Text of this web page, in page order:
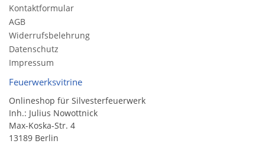
Kontaktformular
AGB
Widerrufsbelehrung
Datenschutz
Impressum
Feuerwerksvitrine
Onlineshop für Silvesterfeuerwerk
Inh.: Julius Nowottnick
Max-Koska-Str. 4
13189 Berlin